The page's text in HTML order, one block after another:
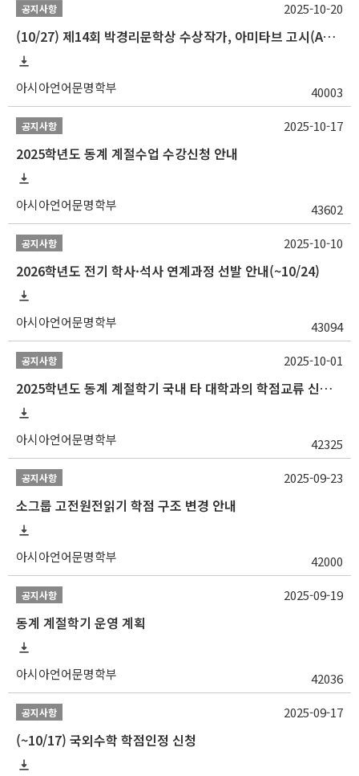
공지사항
(10/27) 제14회 박경리문학상 수상작가, 아미타브 고시(Amitav Ghosh) 강연 안내
아시아언어문명학부 40003
2025-10-20
공지사항
2025학년도 동계 계절수업 수강신청 안내
아시아언어문명학부 43602
2025-10-17
공지사항
2026학년도 전기 학사·석사 연계과정 선발 안내(~10/24)
아시아언어문명학부 43094
2025-10-10
공지사항
2025학년도 동계 계절학기 국내 타 대학과의 학점교류 신청 안내
아시아언어문명학부 42325
2025-10-01
공지사항
소그룹 고전원전읽기 학점 구조 변경 안내
아시아언어문명학부 42000
2025-09-23
공지사항
동계 계절학기 운영 계획
아시아언어문명학부 42036
2025-09-19
공지사항
(~10/17) 국외수학 학점인정 신청
2025-09-17